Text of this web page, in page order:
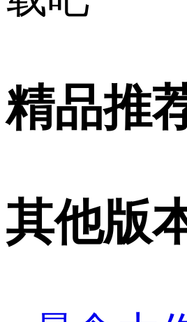
精品推
其他版